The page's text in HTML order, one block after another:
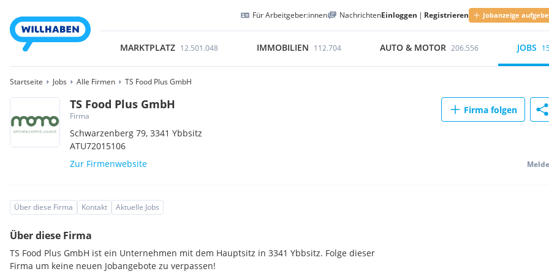
Für Arbeitgeber:innen NachrichtenEinloggen | Registrieren Jobanzeige
MARKTPLATZ 12.501.048 IMMOBILIEN 112.704 AUTO & MOTOR 206.556 JOBS
Startseite Jobs Alle Firmen TS Food Plus GmbH
TS Food Plus GmbH
Firma
Schwarzenberg 79,3341Ybbsitz
ATU72015106
Zur Firmenwebsite
Firma folgen
Über diese Firma Kontakt Aktuelle Jobs
Über diese Firma
TS Food Plus GmbH ist ein Unternehmen mit dem Hauptsitz in 3341 Ybbsitz. Folge dieser
Firma um keine neuen Jobangebote zu verpassen!